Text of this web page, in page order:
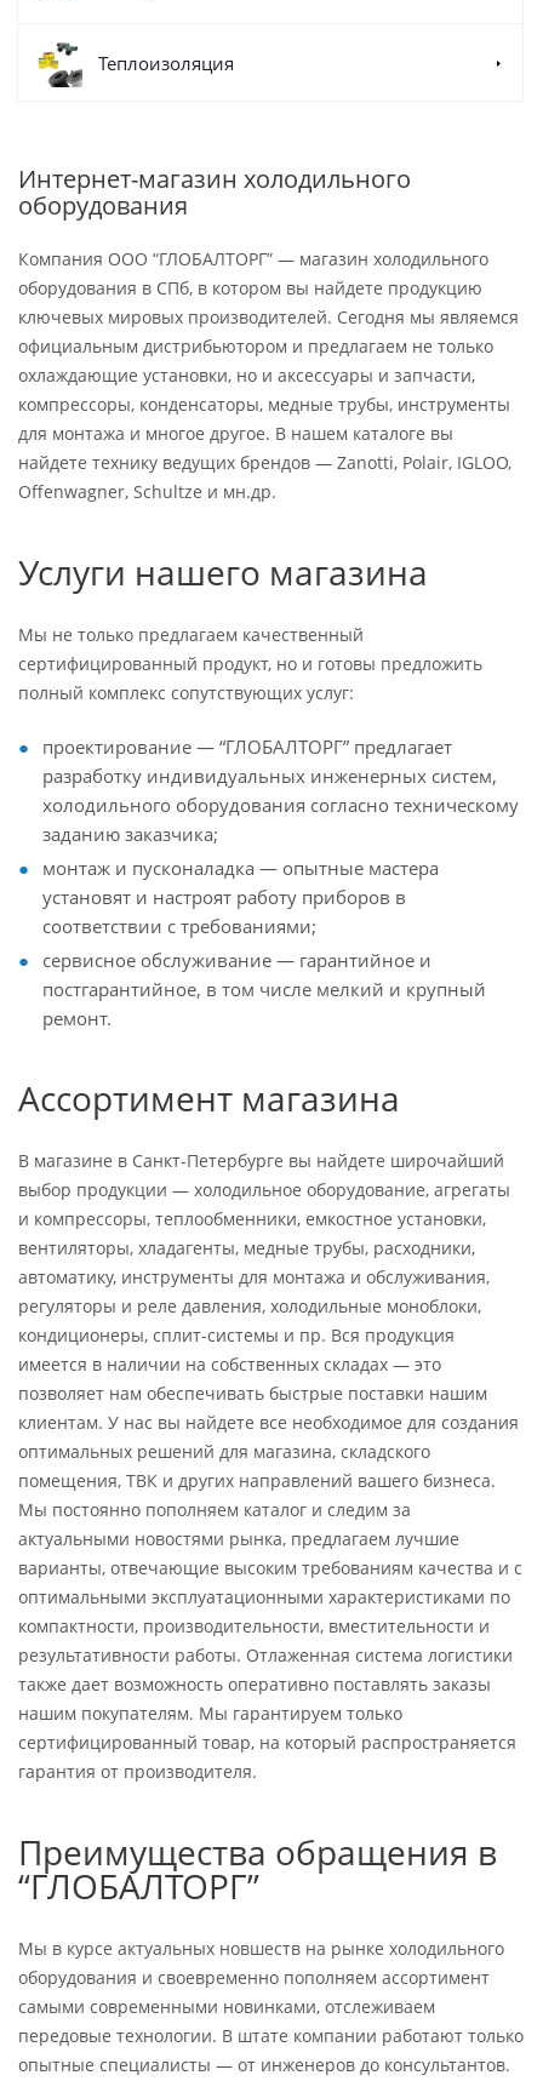
Теплоизоляция
Интернет-магазин холодильного
оборудования
Компания ООО “ГЛОБАЛТОРГ” — магазин холодильного
оборудования в СПб, в котором вы найдете продукцию
ключевых мировых производителей. Сегодня мы являемся
официальным дистрибьютором и предлагаем не только
охлаждающие установки, но и аксессуары и запчасти,
компрессоры, конденсаторы, медные трубы, инструменты
для монтажа и многое другое. В нашем каталоге вы
найдете технику ведущих брендов — Zanotti, Polair, IGLOO,
Offenwagner, Schultze и мн.др.
Услуги нашего магазина
Мы не только предлагаем качественный
сертифицированный продукт, но и готовы предложить
полный комплекс сопутствующих услуг:
проектирование — “ГЛОБАЛТОРГ” предлагает
разработку индивидуальных инженерных систем,
холодильного оборудования согласно техническому
заданию заказчика;
монтаж и пусконаладка — опытные мастера
установят и настроят работу приборов в
соответствии с требованиями;
сервисное обслуживание — гарантийное и
постгарантийное, в том числе мелкий и крупный
ремонт.
Ассортимент магазина
В магазине в Санкт-Петербурге вы найдете широчайший
выбор продукции — холодильное оборудование, агрегаты
и компрессоры, теплообменники, емкостное установки,
вентиляторы, хладагенты, медные трубы, расходники,
автоматику, инструменты для монтажа и обслуживания,
регуляторы и реле давления, холодильные моноблоки,
кондиционеры, сплит-системы и пр. Вся продукция
имеется в наличии на собственных складах — это
позволяет нам обеспечивать быстрые поставки нашим
клиентам. У нас вы найдете все необходимое для создания
оптимальных решений для магазина, складского
помещения, ТВК и других направлений вашего бизнеса.
Мы постоянно пополняем каталог и следим за
актуальными новостями рынка, предлагаем лучшие
варианты, отвечающие высоким требованиям качества и с
оптимальными эксплуатационными характеристиками по
компактности, производительности, вместительности и
результативности работы. Отлаженная система логистики
также дает возможность оперативно поставлять заказы
нашим покупателям. Мы гарантируем только
сертифицированный товар, на который распространяется
гарантия от производителя.
Преимущества обращения в
“ГЛОБАЛТОРГ”
Мы в курсе актуальных новшеств на рынке холодильного
оборудования и своевременно пополняем ассортимент
самыми современными новинками, отслеживаем
передовые технологии. В штате компании работают только
опытные специалисты — от инженеров до консультантов.